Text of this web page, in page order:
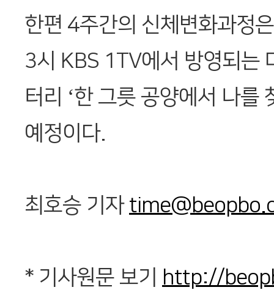
한편 4주간의 신체변화과정
3시 KBS 1TV에서 방영되는
터리 ‘한 그릇 공양에서 나를
예정이다.
최호승 기자
* 기사원문 보기
http://